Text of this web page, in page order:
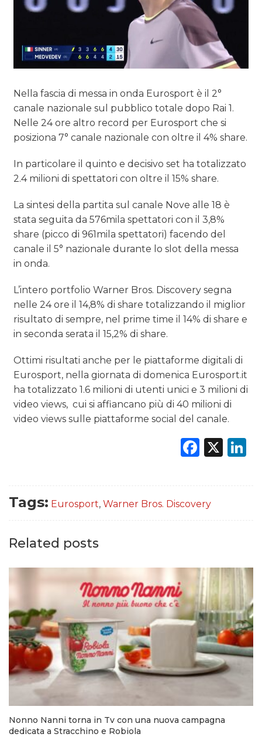
Nella fascia di messa in onda Eurosport è il 2°
canale nazionale sul pubblico totale dopo Rai 1.
Nelle 24 ore altro record per Eurosport che si
posiziona 7° canale nazionale con oltre il 4% share.
In particolare il quinto e decisivo set ha totalizzato
2.4 milioni di spettatori con oltre il 15% share.
La sintesi della partita sul canale Nove alle 18 è
stata seguita da 576mila spettatori con il 3,8%
share (picco di 961mila spettatori) facendo del
canale il 5° nazionale durante lo slot della messa
in onda.
L’intero portfolio Warner Bros. Discovery segna
nelle 24 ore il 14,8% di share totalizzando il miglior
risultato di sempre, nel prime time il 14% di share e
in seconda serata il 15,2% di share.
Ottimi risultati anche per le piattaforme digitali di
Eurosport, nella giornata di domenica Eurosport.it
ha totalizzato 1.6 milioni di utenti unici e 3 milioni di
video views, cui si affiancano più di 40 milioni di
video views sulle piattaforme social del canale.
X
Tags: Eurosport, Warner Bros. Discovery
Related posts
Nonno Nanni torna in Tv con una nuova campagna
dedicata a Stracchino e Robiola